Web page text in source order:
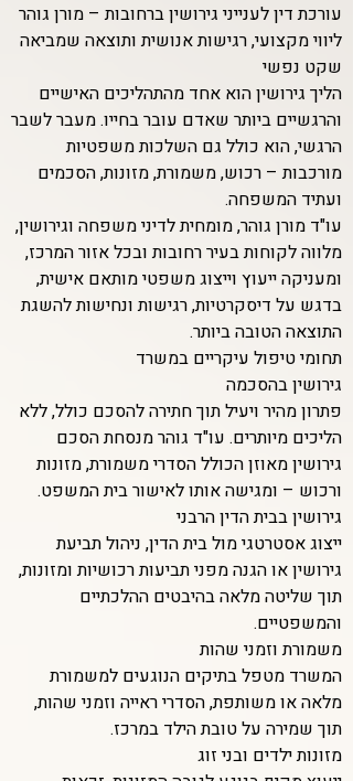
עורכת דין לענייני גירושין ברחובות – מורן גוהר
ליווי מקצועי, רגישות אנושית ותוצאה שמביאה
שקט נפשי
הליך גירושין הוא אחד מהתהליכים האישיים
והרגשיים ביותר שאדם עובר בחייו. מעבר לשבר
הרגשי, הוא כולל גם השלכות משפטיות
מורכבות – רכוש, משמורת, מזונות, הסכמים
ועתיד המשפחה.
עו"ד מורן גוהר, מומחית לדיני משפחה וגירושין,
מלווה לקוחות בעיר רחובות ובכל אזור המרכז,
ומעניקה ייעוץ וייצוג משפטי מותאם אישית,
בדגש על דיסקרטיות, רגישות ונחישות להשגת
התוצאה הטובה ביותר.
תחומי טיפול עיקריים במשרד
גירושין בהסכמה
פתרון מהיר ויעיל תוך חתירה להסכם כולל, ללא
הליכים מיותרים. עו"ד גוהר מנסחת הסכם
גירושין מאוזן הכולל הסדרי משמורת, מזונות
ורכוש – ומגישה אותו לאישור בית המשפט.
גירושין בבית הדין הרבני
ייצוג אסטרטגי מול בית הדין, ניהול תביעת
גירושין או הגנה מפני תביעות רכושיות ומזונות,
תוך שליטה מלאה בהיבטים ההלכתיים
והמשפטיים.
משמורת וזמני שהות
המשרד מטפל בתיקים הנוגעים למשמורת
מלאה או משותפת, הסדרי ראייה וזמני שהות,
תוך שמירה על טובת הילד במרכז.
מזונות ילדים ובני זוג